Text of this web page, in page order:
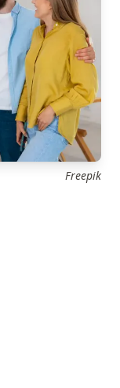
Freepik